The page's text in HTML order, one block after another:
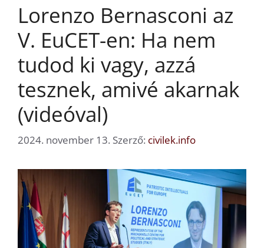
Lorenzo Bernasconi az
V. EuCET-en: Ha nem
tudod ki vagy, azzá
tesznek, amivé akarnak
(videóval)
2024. november 13. Szerző: civilek.info